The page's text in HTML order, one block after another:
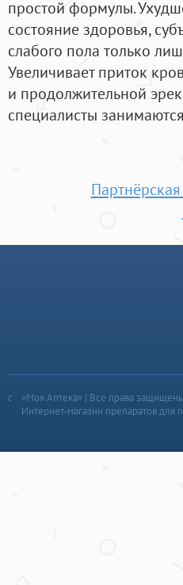
простой формулы.
состояние здоровья,
слабого пола только
Увеличивает приток
и продолжительной
специалисты
«Моя Аптека» | Все права
Интернет-магазин препаратов